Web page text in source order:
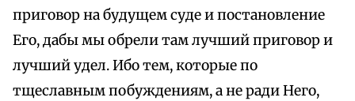
приговор на будущем суде и постановление
Его, дабы мы обрели там лучший приговор и
лучший удел. Ибо тем, которые по
тщеславным побуждениям, а не ради Него,